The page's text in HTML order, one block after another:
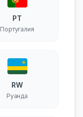
PT
Португалия
RW
Руанда